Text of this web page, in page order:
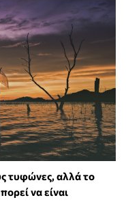
τυφώνες, αλλά το
να είναι